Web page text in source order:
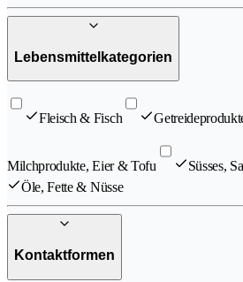
Lebensmittelkategorien
Fleisch & Fisch
Milchprodukte, Eier & Tofu
Süsses,
Öle, Fette & Nüsse
Kontaktformen